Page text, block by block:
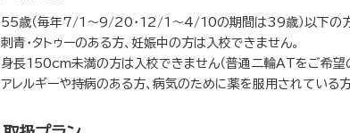
55歳（毎年7/1～9/20・12/1～4/10の期間は39歳）以下の方
刺青・タトゥーのある方、妊娠中の方は入校できません。
身長150cm未満の方は入校できません（普通二輪ATをご希望の
アレルギーや持病のある方、病気のために薬を服用されている